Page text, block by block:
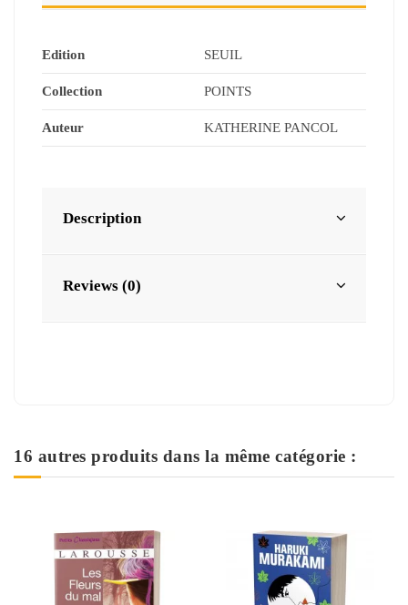
Edition SEUIL
Collection POINTS
Auteur KATHERINE PANCOL
Description
Reviews (0)
16 autres produits dans la même catégorie :